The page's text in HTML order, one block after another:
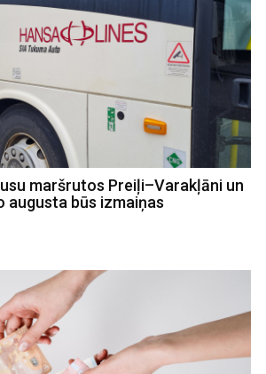
maršrutos Preiļi–Varakļāni un
augusta būs izmaiņas